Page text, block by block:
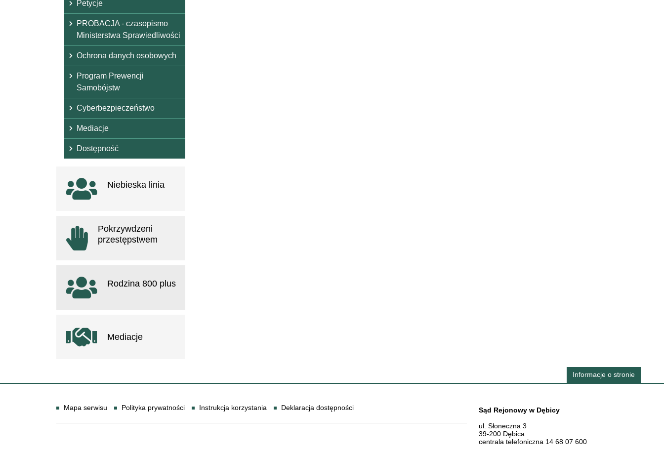
Petycje
PROBACJA - czasopismo
Ministerstwa Sprawiedliwości
Ochrona danych osobowych
Program Prewencji
Samobójstw
Cyberbezpieczeństwo
Mediacje
Dostępność
Ważne linki
Niebieska linia
Pokrzywdzeni
przestępstwem
Rodzina 800 plus
Mediacje
Informacje o stronie
Informacje
Mapa serwisu Polityka prywatności Instrukcja korzystania Deklaracja dostępności Dane teleadresowe
Sąd Rejonowy w Dębicy
ul. Słoneczna 3
39-200 Dębica
centrala telefoniczna 14 68 07 600